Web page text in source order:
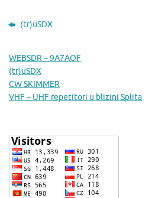
(tr)uSDX
WEBSDR – 9A7AOF
(tr)uSDX
CW SKIMMER
VHF – UHF repetitori u blizini Splita